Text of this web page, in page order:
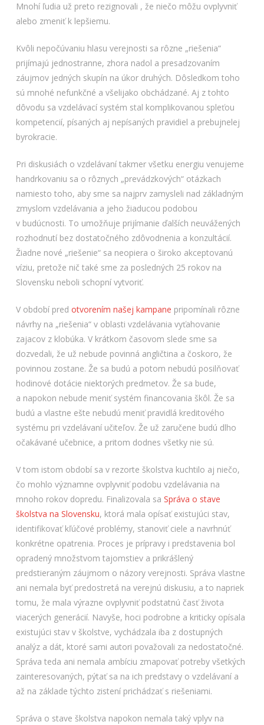
Mnohí ľudia už preto rezignovali , že niečo môžu ovplyvniť
alebo zmeniť k lepšiemu.
Kvôli nepočúvaniu hlasu verejnosti sa rôzne „riešenia“
prijímajú jednostranne, zhora nadol a presadzovaním
záujmov jedných skupín na úkor druhých. Dôsledkom toho
sú mnohé nefunkčné a všelijako obchádzané. Aj z tohto
dôvodu sa vzdelávací systém stal komplikovanou spleťou
kompetencií, písaných aj nepísaných pravidiel a prebujnelej
byrokracie.
Pri diskusiách o vzdelávaní takmer všetku energiu venujeme
handrkovaniu sa o rôznych „prevádzkových“ otázkach
namiesto toho, aby sme sa najprv zamysleli nad základným
zmyslom vzdelávania a jeho žiaducou podobou
v budúcnosti. To umožňuje prijímanie ďalších neuvážených
rozhodnutí bez dostatočného zdôvodnenia a konzultácií.
Žiadne nové „riešenie“ sa neopiera o široko akceptovanú
víziu, pretože nič také sme za posledných 25 rokov na
Slovensku neboli schopní vytvoriť.
V období pred otvorením našej kampane pripomínali rôzne
návrhy na „riešenia“ v oblasti vzdelávania vyťahovanie
zajacov z klobúka. V krátkom časovom slede sme sa
dozvedali, že už nebude povinná angličtina a čoskoro, že
povinnou zostane. Že sa budú a potom nebudú posilňovať
hodinové dotácie niektorých predmetov. Že sa bude,
a napokon nebude meniť systém financovania škôl. Že sa
budú a vlastne ešte nebudú meniť pravidlá kreditového
systému pri vzdelávaní učiteľov. Že už zaručene budú dlho
očakávané učebnice, a pritom dodnes všetky nie sú.
V tom istom období sa v rezorte školstva kuchtilo aj niečo,
čo mohlo významne ovplyvniť podobu vzdelávania na
mnoho rokov dopredu. Finalizovala sa Správa o stave
školstva na Slovensku, ktorá mala opísať existujúci stav,
identifikovať kľúčové problémy, stanoviť ciele a navrhnúť
konkrétne opatrenia. Proces je prípravy i predstavenia bol
opradený množstvom tajomstiev a prikrášlený
predstieraným záujmom o názory verejnosti. Správa vlastne
ani nemala byť predostretá na verejnú diskusiu, a to napriek
tomu, že mala výrazne ovplyvniť podstatnú časť života
viacerých generácií. Navyše, hoci podrobne a kriticky opísala
existujúci stav v školstve, vychádzala iba z dostupných
analýz a dát, ktoré sami autori považovali za nedostatočné.
Správa teda ani nemala ambíciu zmapovať potreby všetkých
zainteresovaných, pýtať sa na ich predstavy o vzdelávaní a
až na základe týchto zistení prichádzať s riešeniami.
Správa o stave školstva napokon nemala taký vplyv na